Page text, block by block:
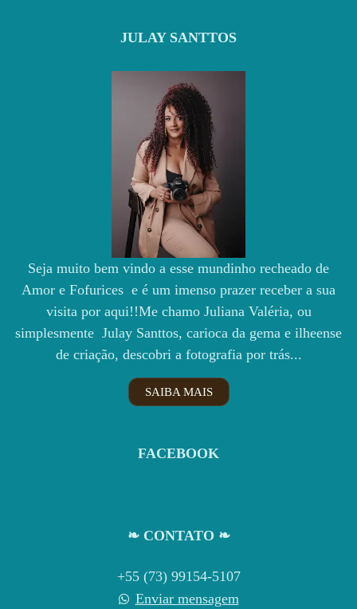
JULAY SANTTOS
Seja muito bem vindo a esse mundinho recheado de
Amor e Fofurices e é um imenso prazer receber a sua
visita por aqui!!Me chamo Juliana Valéria, ou
simplesmente Julay Santtos, carioca da gema e ilheense
de criação, descobri a fotografia por trás...
SAIBA MAIS
FACEBOOK
❧ CONTATO ❧
+55 (73) 99154-5107
Enviar mensagem